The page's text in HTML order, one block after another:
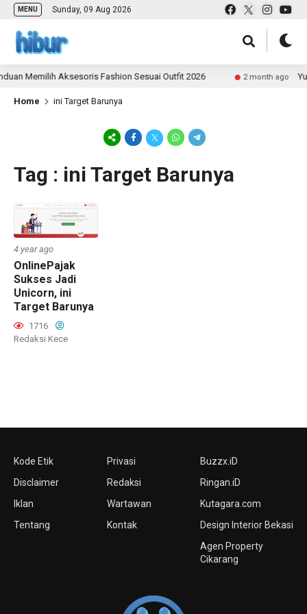
MENU Sunday, 09 Aug 2026
Memilih Aksesoris Fashion Sesuai Outfit 2026 2 month ago
Home ini Target Barunya
Tag : ini Target Barunya
4 year ago
OnlinePajak
Sukses Jadi
Unicorn, ini
Target Barunya
1716
Redaksi Kece
Kode Etik
Disclaimer
Iklan
Tentang
Privasi
Redaksi
Wartawan
Kontak
Buzzx.iD
Ringan.iD
Kutagara.com
Design Interior Bekasi
Agen Property
Cikarang